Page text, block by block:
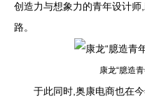
创造力与想象力的青年设计
路。
康龙“臆造
于此同时,奥康电商也在